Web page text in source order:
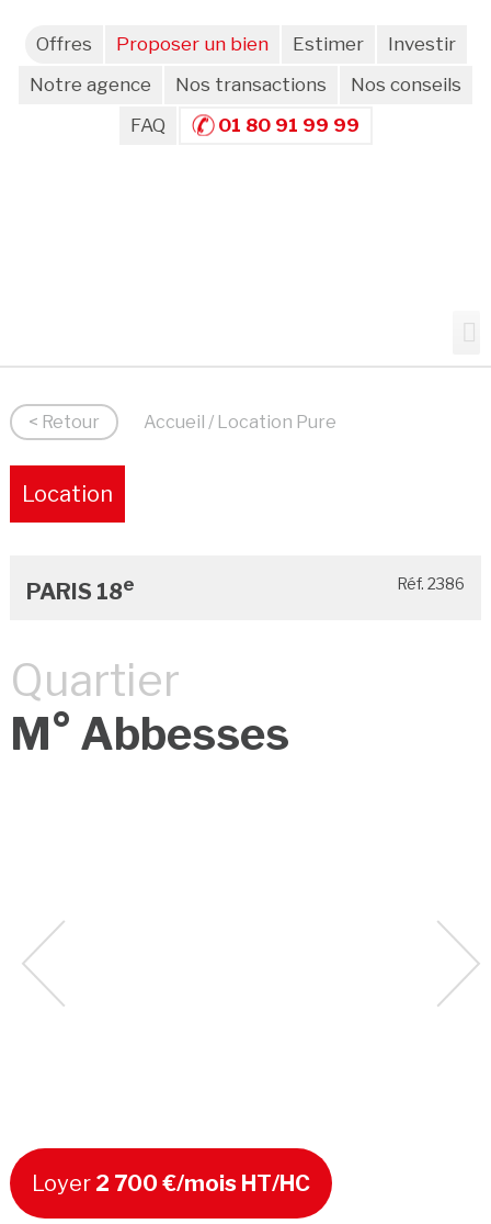
Offres Proposer un bien Estimer
Investir
Notre agence
Nos transactions
Nos conseils
FAQ
01 80 91 99 99
< Retour Accueil / Location Pure
Location
PARIS 18e Réf. 2386
Quartier
M° Abbesses
Loyer 2 700 €/mois HT/HC